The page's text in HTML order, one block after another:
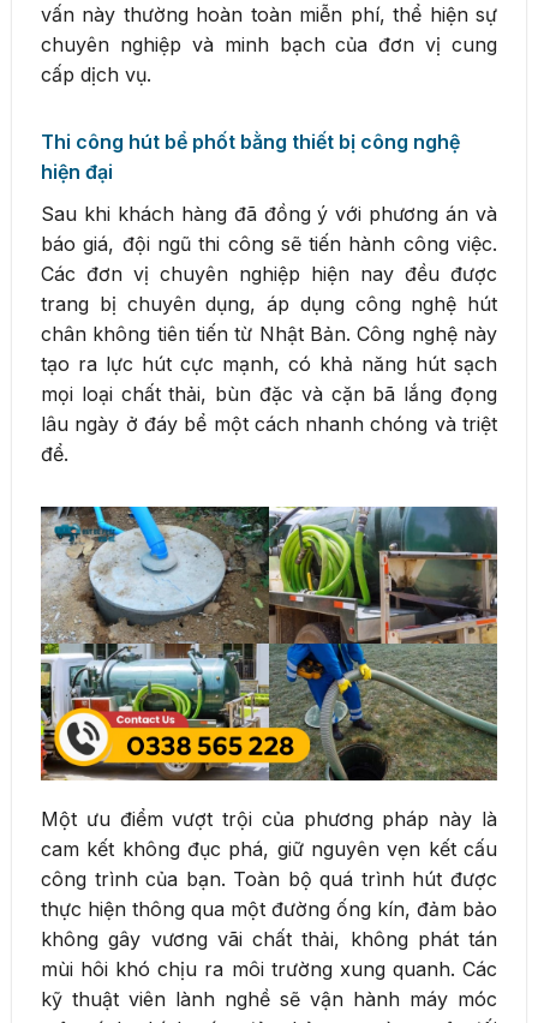
vấn này thường hoàn toàn miễn phí, thể hiện sự
chuyên nghiệp và minh bạch của đơn vị cung
cấp dịch vụ.
Thi công hút bể phốt bằng thiết bị công nghệ
hiện đại
Sau khi khách hàng đã đồng ý với phương án và
báo giá, đội ngũ thi công sẽ tiến hành công việc.
Các đơn vị chuyên nghiệp hiện nay đều được
trang bị chuyên dụng, áp dụng công nghệ hút
chân không tiên tiến từ Nhật Bản. Công nghệ này
tạo ra lực hút cực mạnh, có khả năng hút sạch
mọi loại chất thải, bùn đặc và cặn bã lắng đọng
lâu ngày ở đáy bể một cách nhanh chóng và triệt
để.
Một ưu điểm vượt trội của phương pháp này là
cam kết không đục phá, giữ nguyên vẹn kết cấu
công trình của bạn. Toàn bộ quá trình hút được
thực hiện thông qua một đường ống kín, đảm bảo
không gây vương vãi chất thải, không phát tán
mùi hôi khó chịu ra môi trường xung quanh. Các
kỹ thuật viên lành nghề sẽ vận hành máy móc